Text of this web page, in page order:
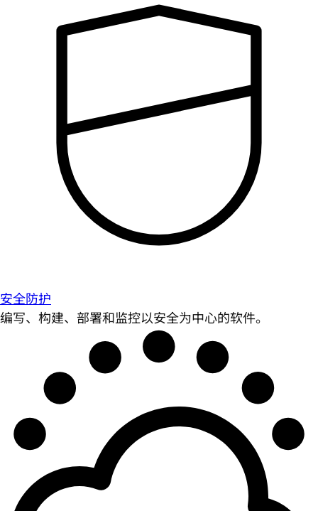
安全防护
编写、构建、部署和监控以安全为中心的软件。